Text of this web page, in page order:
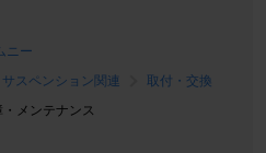
ニー
サスペンション関連
取付・交換
メンテナンス